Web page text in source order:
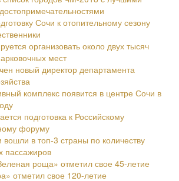
Сочи к отопительному сезону
организовать около двух тысяч
мест
новый директор департамента
комплекс появится в центре Сочи в
подготовка к Российскому
форуму
в топ-3 страны по количеству
пассажиров
роща» отметил свое 45-летие
отметил свое 120-летие